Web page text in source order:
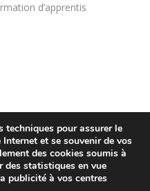
d’apprentis
techniques pour assurer le
et se souvenir de vos
des cookies soumis à
des statistiques en vue
publicité à vos centres